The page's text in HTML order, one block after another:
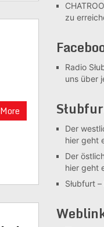
zu
Radio
uns über
Der
hier geht
Der
hier geht
Słubfurt –